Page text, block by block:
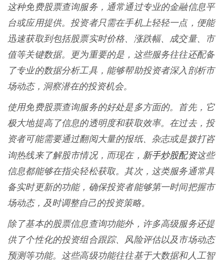
这种免费股票查询服务，通常通过专业的金融信息平
台或应用提供。投资者只需在手机上轻轻一点，便能
迅速获取到包括股票实时价格、涨跌幅、成交量、市
值等关键数据。更为重要的是，这些服务往往还配备
了专业的数据分析工具，能够帮助投资者深入剖析市
场动态，洞察潜在的投资机会。
使用免费股票查询服务的好处是多方面的。首先，它
极大地提高了信息的透明度和获取效率。在过去，投
资者可能需要通过翻阅大量的报纸、杂志或是拨打咨
询热线来了解股市情况，而现在， 新手炒股配资这些
信息都能够在指尖轻松获取。其次，这类服务通常具
备实时更新的功能，确保投资者能够第一时间把握市
场动态，及时调整自己的投资策略。
除了基本的股票信息查询功能外，许多高级服务还提
供了个性化的投资组合跟踪、风险评估以及市场动态
预测等功能。这些高级功能往往基于大数据和人工智